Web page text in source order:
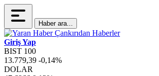
Haber ara...
Giriş Yap
BIST 100
13.779,39 -0,14%
DOLAR